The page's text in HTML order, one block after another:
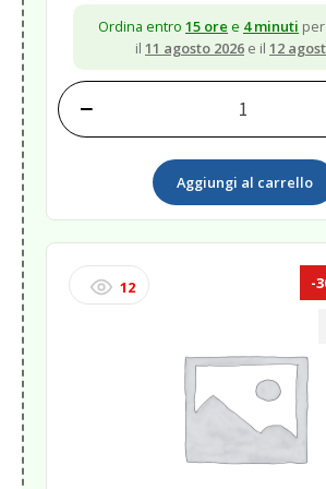
Ordina entro 15 ore e 4 minuti
il 11 agosto 2026 e il 12
DETERGENTE
HULL
−
Aggiungi al carrello
-
12